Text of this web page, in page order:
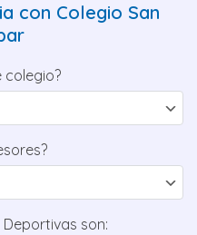
con Colegio San
colegio?
son: